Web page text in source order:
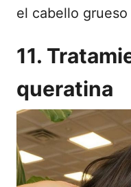
el cabello
11.
queratina